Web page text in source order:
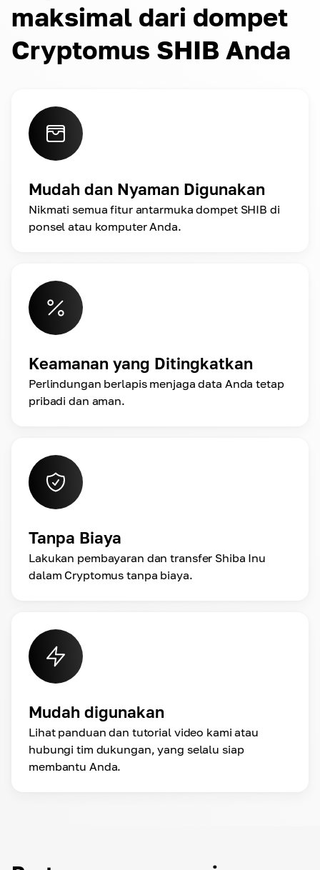
maksimal dari dompet
Cryptomus SHIB Anda
Mudah dan Nyaman Digunakan
Nikmati semua fitur antarmuka dompet SHIB di
ponsel atau komputer Anda.
Keamanan yang Ditingkatkan
Perlindungan berlapis menjaga data Anda tetap
pribadi dan aman.
Tanpa Biaya
Lakukan pembayaran dan transfer Shiba Inu
dalam Cryptomus tanpa biaya.
Mudah digunakan
Lihat panduan dan tutorial video kami atau
hubungi tim dukungan, yang selalu siap
membantu Anda.